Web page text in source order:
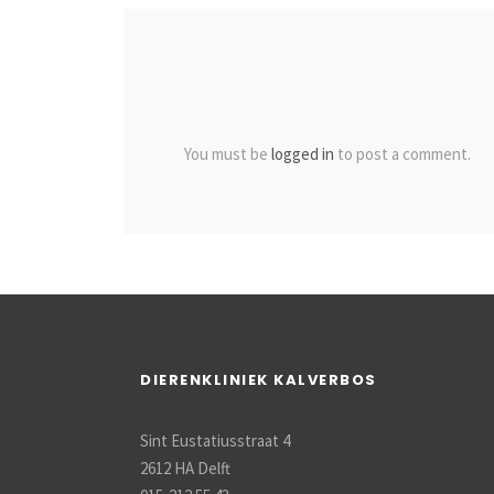
You must be logged in to post a comment.
DIERENKLINIEK KALVERBOS
Sint Eustatiusstraat 4
2612 HA Delft